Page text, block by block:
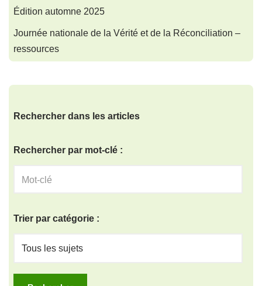
Édition automne 2025
Journée nationale de la Vérité et de la Réconciliation –
ressources
Rechercher dans les articles
Rechercher par mot-clé :
Trier par catégorie :